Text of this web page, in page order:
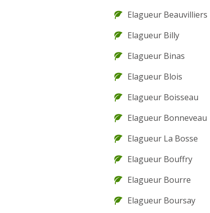
Elagueur Beauvilliers
Elagueur Billy
Elagueur Binas
Elagueur Blois
Elagueur Boisseau
Elagueur Bonneveau
Elagueur La Bosse
Elagueur Bouffry
Elagueur Bourre
Elagueur Boursay